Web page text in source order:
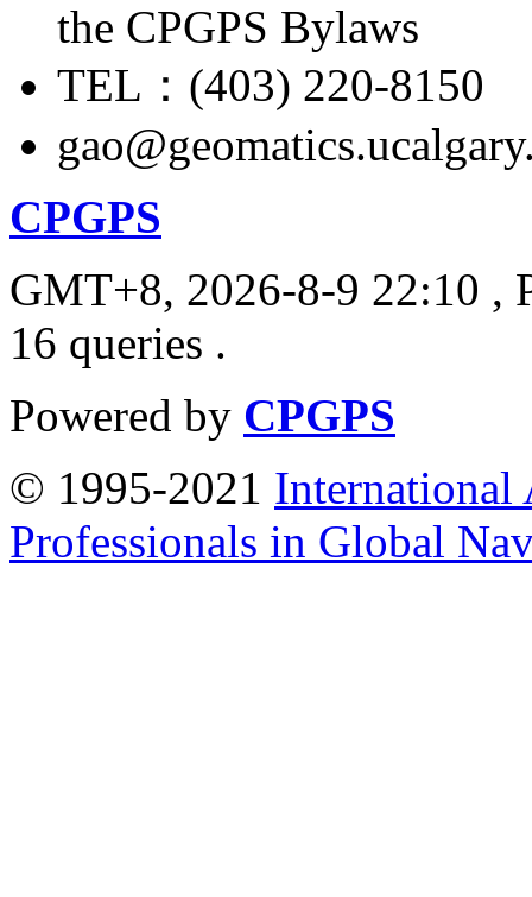
the CPGPS Bylaws
TEL：(403) 220-8150
CPGPS
GMT+8, 2026-8-9 22:10 ,
16 queries .
Powered by CPGPS
© 1995-2021 International
Professionals in Global